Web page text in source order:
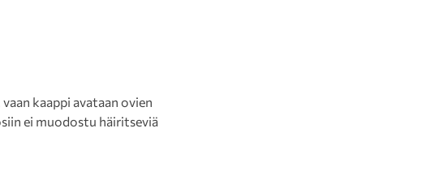
kaappi avataan ovien
ei muodostu häiritseviä